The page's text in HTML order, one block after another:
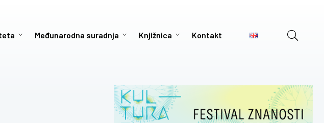
Međunarodna suradnja Knjižnica Kontakt